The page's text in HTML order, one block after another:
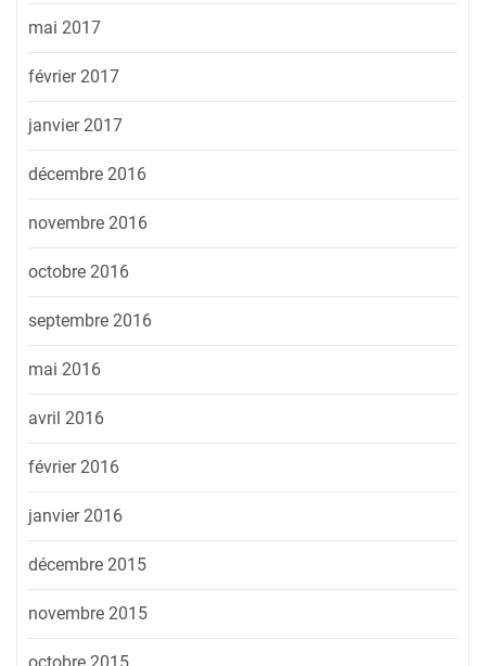
mai 2017
février 2017
janvier 2017
décembre 2016
novembre 2016
octobre 2016
septembre 2016
mai 2016
avril 2016
février 2016
janvier 2016
décembre 2015
novembre 2015